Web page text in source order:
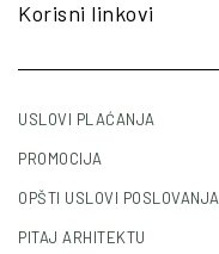
Korisni linkovi
USLOVI PLAĆANJA
PROMOCIJA
OPŠTI USLOVI POSLOVANJA
PITAJ ARHITEKTU